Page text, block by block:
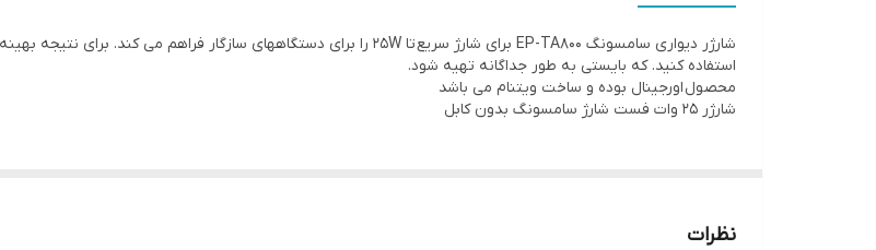
استفاده کنید. که بایستی به طور جداگانه تهیه شود.
محصول اورجینال بوده و ساخت ویتنام می باشد
شارژر 25 وات فست شارژ سامسونگ بدون کابل
نظرات